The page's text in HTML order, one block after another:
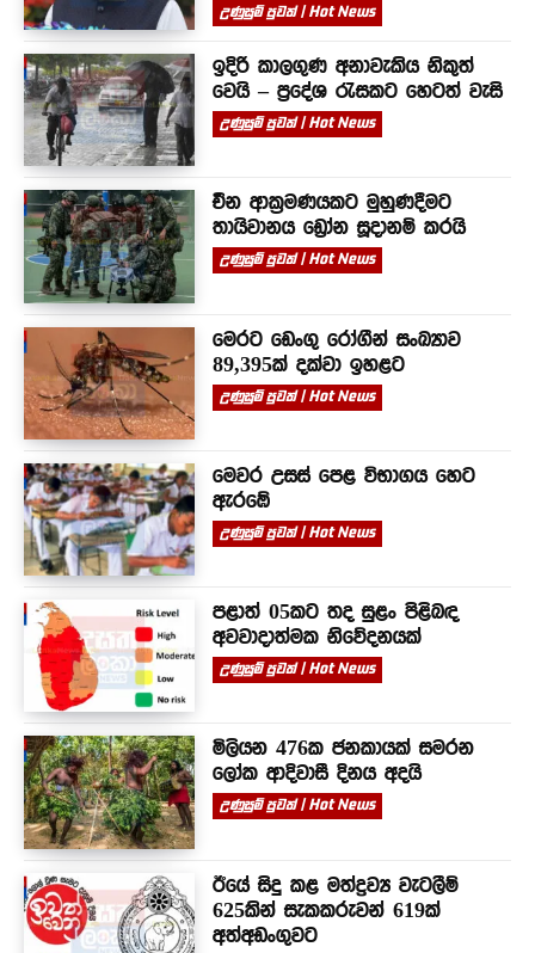
උණුසුම් පුවත් | Hot News
ඉදිරි කාලගුණ අනාවැකිය නිකුත්
වෙයි – ප්‍රදේශ රැසකට හෙටත් වැසි
උණුසුම් පුවත් | Hot News
චීන ආක්‍රමණයකට මුහුණදීමට
තායිවානය ඩ්‍රෝන සූදානම් කරයි
උණුසුම් පුවත් | Hot News
මෙරට ඩෙංගු රෝගීන් සංඛ්‍යාව
89,395ක් දක්වා ඉහළට
උණුසුම් පුවත් | Hot News
මෙවර උසස් පෙළ විභාගය හෙට
ඇරඹේ
උණුසුම් පුවත් | Hot News
පළාත් 05කට තද සුළං පිළිබඳ
අවවාදාත්මක නිවේදනයක්
උණුසුම් පුවත් | Hot News
මිලියන 476ක ජනකායක් සමරන
ලෝක ආදිවාසී දිනය අදයි
උණුසුම් පුවත් | Hot News
ඊයේ සිදු කළ මත්ද්‍රව්‍ය වැටලීම්
625කින් සැකකරුවන් 619ක්
අත්අඩංගුවට